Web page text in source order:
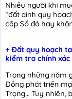
Nhiều người khi
“đất dính quy
cấp Sổ đỏ hay
+ Đất quy hoạch
kiểm tra chính xác
Trong những năm
Đồng phát triển
Trọng… Tuy nhiên,